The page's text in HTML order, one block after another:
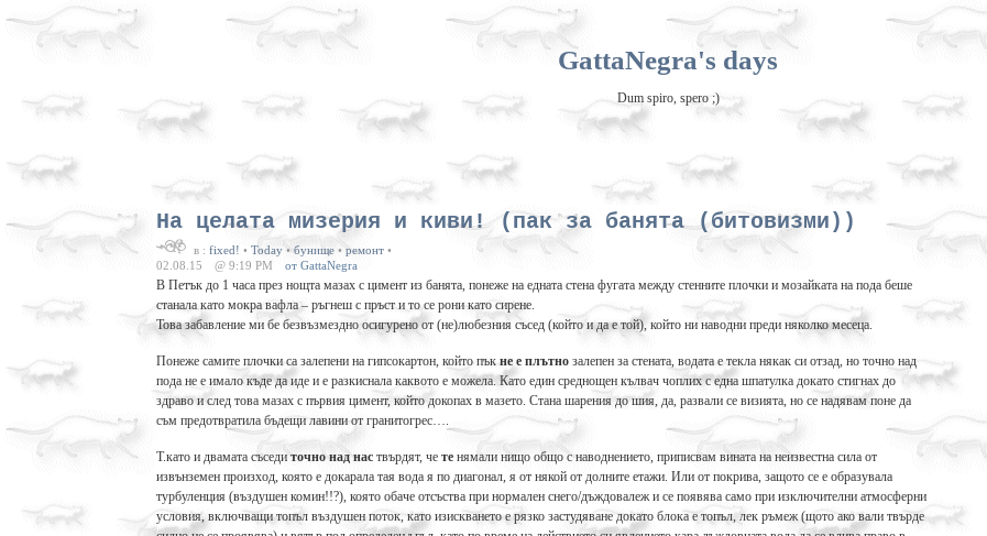
GattaNegra's days
Dum spiro, spero ;)
На целата мизерия и киви! (пак за банята (битовизми))
в : fixed! • Today• бунище•ремонт•
02.08.15
@ 9:19 PM от GattaNegra
В Петък до 1 часа през нощта мазах с цимент из банята, понеже на едната стена фугата между стенните плочки и мозайката на пода беше
станала като мокра вафла – ръгнеш с пръст и то се рони като сирене.
Това забавление ми бе безвъзмездно осигурено от (не)любезния съсед (който и да е той), който ни наводни преди няколко месеца.
Понеже самите плочки са залепени на гипсокартон, който пъкне е плътно залепен за стената, водата е текла някак си отзад, но точно над
пода не е имало къде да иде и е разкиснала каквото е можела. Като един среднощен кълвач чоплих с една шпатулка докато стигнах до
здраво и след това мазах с първия цимент, който докопах в мазето. Стана шарения до шия, да, развали се визията, но се надявам поне да
съм предотвратила бъдещи лавини от гранитогрес….
Т.като и двамата съседиточно над нас твърдят, че те нямали нищо общо с наводнението, приписвам вината на неизвестна сила от
извънземен произход, която е докарала тая вода я по диагонал, я от някой от долните етажи. Или от покрива, защото се е образувала
турбуленция (въздушен комин!!?), която обаче отсъства при нормален снего/дъждовалеж и се появява само при изключителни атмосферни
условия, включващи топъл въздушен поток, като изискването е рязко застудяване докато блока е топъл, лек ръмеж (щото ако вали твърде